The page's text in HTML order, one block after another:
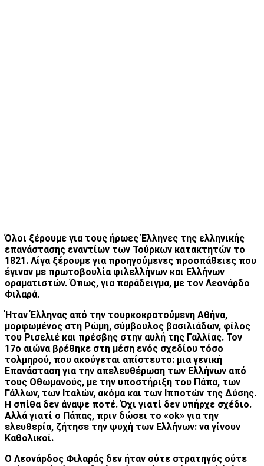
Όλοι ξέρουμε για τους ήρωες Έλληνες της ελληνικής
επανάστασης εναντίων των Τούρκων κατακτητών το
1821. Λίγα ξέρουμε για προηγούμενες προσπάθειες που
έγιναν με πρωτοβουλία φιλελλήνων και Ελλήνων
οραματιστών. Όπως, για παράδειγμα, με τον Λεονάρδο
Φιλαρά.
Ήταν Έλληνας από την τουρκοκρατούμενη Αθήνα,
μορφωμένος στη Ρώμη, σύμβουλος βασιλιάδων, φίλος
του Ρισελιέ και πρέσβης στην αυλή της Γαλλίας. Τον
17ο αιώνα βρέθηκε στη μέση ενός σχεδίου τόσο
τολμηρού, που ακούγεται απίστευτο: μια γενική
Επανάσταση για την απελευθέρωση των Ελλήνων από
τους Οθωμανούς, με την υποστήριξη του Πάπα, των
Γάλλων, των Ιταλών, ακόμα και των Ιπποτών της Δύσης.
Η σπίθα δεν άναψε ποτέ. Όχι γιατί δεν υπήρχε σχέδιο.
Αλλά γιατί ο Πάπας, πριν δώσει το «ok» για την
ελευθερία, ζήτησε την ψυχή των Ελλήνων: να γίνουν
Καθολικοί.
Ο Λεονάρδος Φιλαράς δεν ήταν ούτε στρατηγός ούτε